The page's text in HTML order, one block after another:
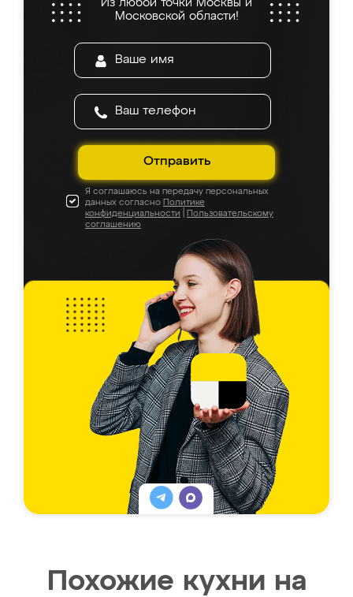
Из любой точки Москвы и
Московской области!
Отправить
Я соглашаюсь на передачу персональных
данных согласно Политике
конфиденциальности
Пользовательскому
соглашению
Похожие кухни на